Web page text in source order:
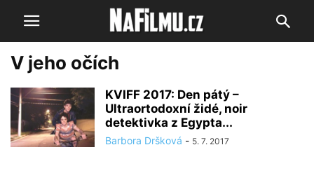
V jeho očích
KVIFF 2017: Den pátý –
Ultraortodoxní židé, noir
detektivka z Egypta...
Barbora Dršková - 5. 7. 2017